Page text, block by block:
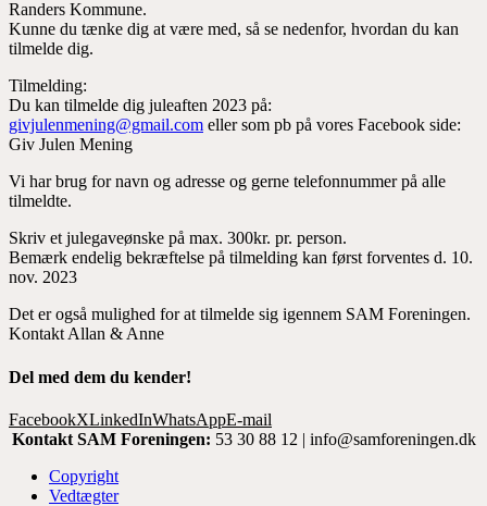
Randers Kommune.
Kunne du tænke dig at være med, så se nedenfor, hvordan du kan
tilmelde dig.
Tilmelding:
Du kan tilmelde dig juleaften 2023 på:
givjulenmening@gmail.com eller som pb på vores Facebook side:
Giv Julen Mening
Vi har brug for navn og adresse og gerne telefonnummer på alle
tilmeldte.
Skriv et julegaveønske på max. 300kr. pr. person.
Bemærk endelig bekræftelse på tilmelding kan først forventes d. 10.
nov. 2023
Det er også mulighed for at tilmelde sig igennem SAM Foreningen.
Kontakt Allan & Anne
Del med dem du kender!
FacebookXLinkedInWhatsAppE-mail
Kontakt SAM Foreningen: 53 30 88 12 | info@samforeningen.dk
Copyright
Vedtægter